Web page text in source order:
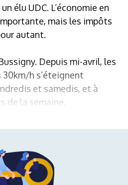
élu UDC. L’économie en
mais les impôts
autant.
Depuis mi-avril, les
30km/h s’éteignent
et samedis, et à
de la semaine.